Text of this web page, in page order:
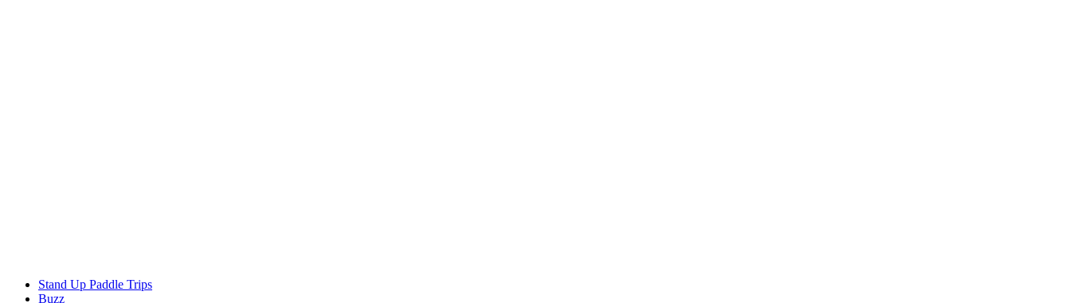
Stand Up Paddle Trips
Buzz